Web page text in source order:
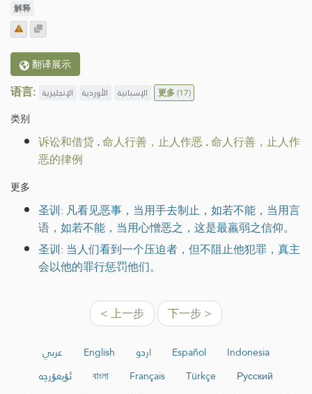
解释
翻译展示
语言: الإنجليزية الأوردية الإسبانية 更多(17)
类别
诉讼和借贷.命人行善，止人作恶.命人行善，止人作
恶的律例
更多
圣训: 凡看见恶事，当用手去制止，如若不能，当用言
语，如若不能，当用心憎恶之，这是最羸弱之信仰。
圣训: 当人们看到一个压迫者，但不阻止他犯罪，真主
会以他的罪行惩罚他们。
< 上一步 下一步 >
عربي English اردو Español
Indonesia
ئۇيغۇرچە
বাংলা Français Türkçe
Русский